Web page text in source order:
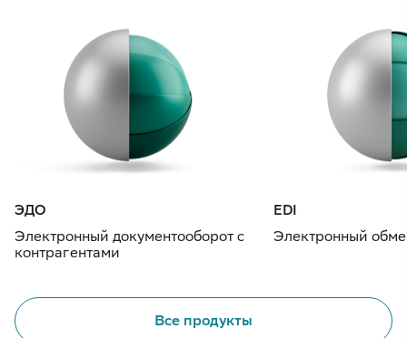
ЭДО
Электронный документооборот с
контрагентами
EDI
Электронный
Все продукты